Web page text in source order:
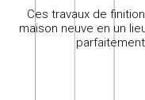
Ces travaux de
maison neuve en un